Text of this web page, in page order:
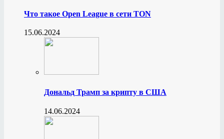
Что такое Open League в сети TON
15.06.2024
Дональд Трамп за крипту в США
14.06.2024